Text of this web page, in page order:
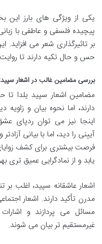
یکی از ویژگی های بارز این
پیچیده فلسفی و عاطفی با
بر تاثیرگذاری شعر می افزاید.
حس و حال تکیه دارند تا
بررسی مضامین غالب در اشعار
مضامین اشعار سپید یلدا
دارند، اما نحوه بیان و
اینجا نیز می توان ردپای
آیینی را دید، اما با بیانی
فرصت بیشتری برای کشف
یابد و از نمادگرایی عمیق تری
اشعار عاشقانه سپید، اغلب
مدرن تأکید دارند. اشعار
مسائل می پردازند و
غیرمستقیم تر بیان می شوند.